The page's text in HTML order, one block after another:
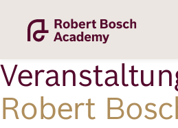
Inhalt
Robert